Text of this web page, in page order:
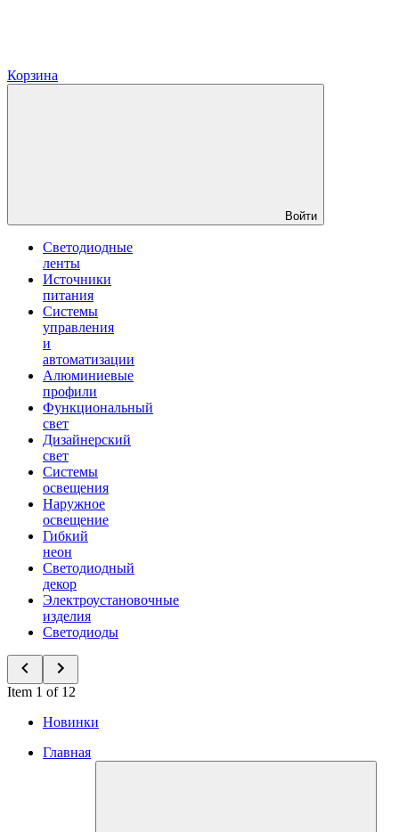
Корзина
Войти
Светодиодные
ленты
Источники
питания
Системы
управления
и
автоматизации
Алюминиевые
профили
Функциональный
свет
Дизайнерский
свет
Системы
освещения
Наружное
освещение
Гибкий
неон
Светодиодный
декор
Электроустановочные
изделия
Светодиоды
Item 1 of 12
Новинки
Главная